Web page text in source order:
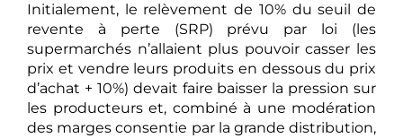
Initialement, le relèvement de 10% du seuil de
revente à perte (SRP) prévu par loi (les
supermarchés n’allaient plus pouvoir casser les
prix et vendre leurs produits en dessous du prix
d’achat + 10%) devait faire baisser la pression sur
les producteurs et, combiné à une modération
des marges consentie par la grande distribution,